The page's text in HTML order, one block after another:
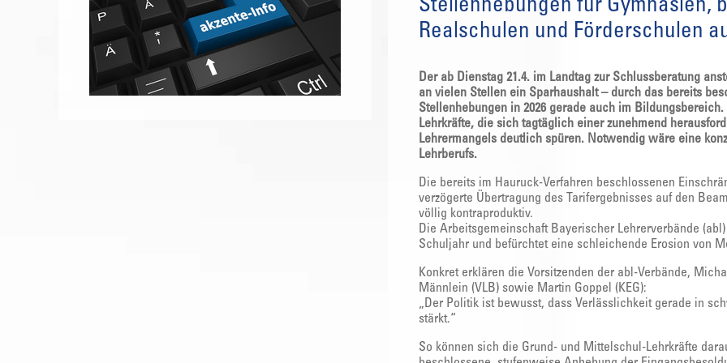
Stellenhebungen für Gymnasien,
Realschulen und Förderschulen
Der ab Dienstag 21.4. im Landtag zur Schlussberatung
an vielen Stellen ein Sparhaushalt – durch das bereits
Stellenhebungen in 2026 gerade auch im
Lehrkräfte, die sich tagtäglich einer zunehmend
Lehrermangels deutlich spüren. Notwendig wäre eine
Lehrberufs.
Die bereits im Hauruck-Verfahren beschlossenen
verzögerte Übertragung des Tarifergebnisses auf den
völlig kontraproduktiv.
Die Arbeitsgemeinschaft Bayerischer Lehrerverbände
Schuljahr und befürchtet eine schleichende Erosion von
Konkret erklären die Vorsitzenden der abl-Verbände,
Männlein (VLB) sowie Martin Goppel (KEG):
„Der Politik ist bewusst, dass Verlässlichkeit gerade in
stärkt.“
So können sich die Grund- und Mittelschul-Lehrkräfte